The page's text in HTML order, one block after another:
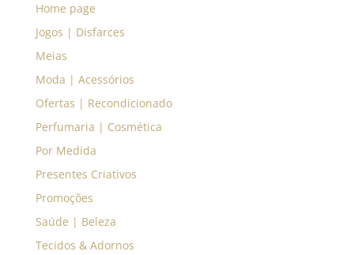
Home page
Jogos | Disfarces
Meias
Moda | Acessórios
Ofertas | Recondicionado
Perfumaria | Cosmética
Por Medida
Presentes Criativos
Promoções
Saúde | Beleza
Tecidos & Adornos